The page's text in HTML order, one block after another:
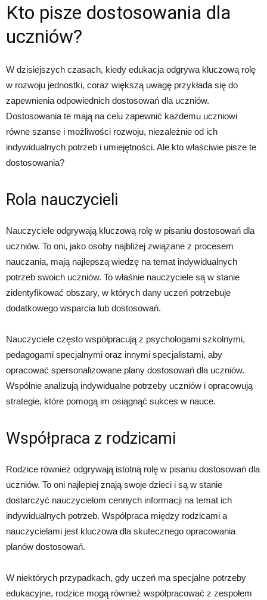
Kto pisze dostosowania dla
uczniów?
W dzisiejszych czasach, kiedy edukacja odgrywa kluczową rolę
w rozwoju jednostki, coraz większą uwagę przykłada się do
zapewnienia odpowiednich dostosowań dla uczniów.
Dostosowania te mają na celu zapewnić każdemu uczniowi
równe szanse i możliwości rozwoju, niezależnie od ich
indywidualnych potrzeb i umiejętności. Ale kto właściwie pisze te
dostosowania?
Rola nauczycieli
Nauczyciele odgrywają kluczową rolę w pisaniu dostosowań dla
uczniów. To oni, jako osoby najbliżej związane z procesem
nauczania, mają najlepszą wiedzę na temat indywidualnych
potrzeb swoich uczniów. To właśnie nauczyciele są w stanie
zidentyfikować obszary, w których dany uczeń potrzebuje
dodatkowego wsparcia lub dostosowań.
Nauczyciele często współpracują z psychologami szkolnymi,
pedagogami specjalnymi oraz innymi specjalistami, aby
opracować spersonalizowane plany dostosowań dla uczniów.
Wspólnie analizują indywidualne potrzeby uczniów i opracowują
strategie, które pomogą im osiągnąć sukces w nauce.
Współpraca z rodzicami
Rodzice również odgrywają istotną rolę w pisaniu dostosowań dla
uczniów. To oni najlepiej znają swoje dzieci i są w stanie
dostarczyć nauczycielom cennych informacji na temat ich
indywidualnych potrzeb. Współpraca między rodzicami a
nauczycielami jest kluczowa dla skutecznego opracowania
planów dostosowań.
W niektórych przypadkach, gdy uczeń ma specjalne potrzeby
edukacyjne, rodzice mogą również współpracować z zespołem